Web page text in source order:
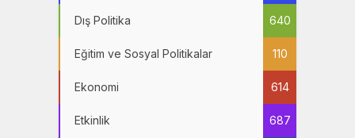
Dış Politika 640
Eğitim ve Sosyal Politikalar 110
Ekonomi 614
Etkinlik 687